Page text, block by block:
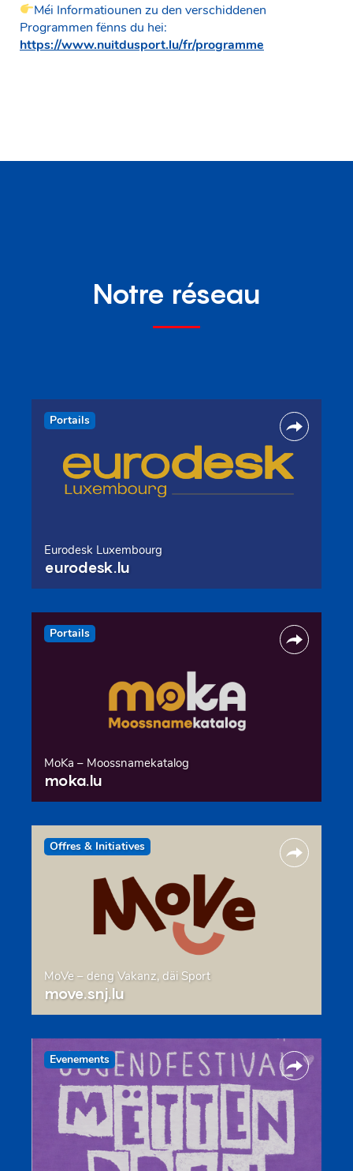
Méi Informatiounen zu den verschiddenen
Programmen fënns du hei:
https://www.nuitdusport.lu/fr/programme
Notre réseau
Portails
Eurodesk Luxembourg
eurodesk.lu
Portails
MoKa – Moossnamekatalog
moka.lu
Offres & Initiatives
MoVe – deng Vakanz, däi Sport
move.snj.lu
Evenements